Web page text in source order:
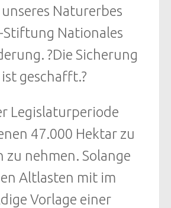
Naturerbes
Stiftung Nationales
?Die Sicherung
geschafft.?
Legislaturperiode
47.000 Hektar zu
nehmen. Solange
Altlasten mit im
Vorlage einer